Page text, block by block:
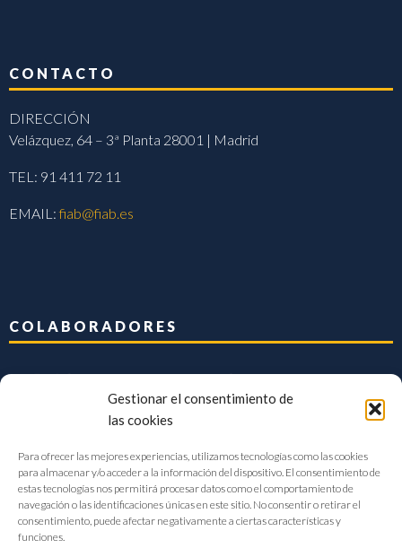
Gestionar el consentimiento de
las cookies
Para ofrecer las mejores experiencias, utilizamos tecnologías como las cookies
para almacenar y/o acceder a la información del dispositivo. El consentimiento de
estas tecnologías nos permitirá procesar datos como el comportamiento de
navegación o las identificaciones únicas en este sitio. No consentir o retirar el
consentimiento, puede afectar negativamente a ciertas características y
funciones.
CONTACTO
DIRECCIÓN
Velázquez, 64 – 3ª Planta 28001 | Madrid
TEL: 91 411 72 11
EMAIL:fiab@fiab.es
COLABORADORES